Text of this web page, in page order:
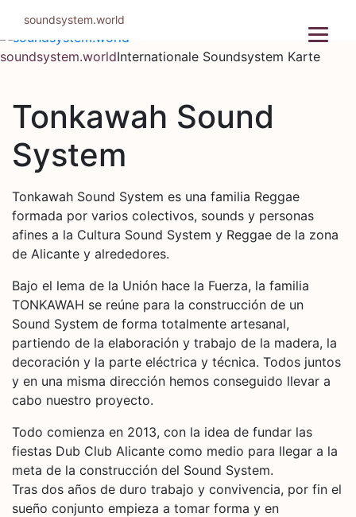
Inhalt
springen
soundsystem.worldInternationale Soundsystem Karte
Tonkawah Sound
System
Tonkawah Sound System es una familia Reggae
formada por varios colectivos, sounds y personas
afines a la Cultura Sound System y Reggae de la zona
de Alicante y alrededores.
Bajo el lema de la Unión hace la Fuerza, la familia
TONKAWAH se reúne para la construcción de un
Sound System de forma totalmente artesanal,
partiendo de la elaboración y trabajo de la madera, la
decoración y la parte eléctrica y técnica. Todos juntos
y en una misma dirección hemos conseguido llevar a
cabo nuestro proyecto.
Todo comienza en 2013, con la idea de fundar las
fiestas Dub Club Alicante como medio para llegar a la
meta de la construcción del Sound System.
Tras dos años de duro trabajo y convivencia, por fin el
sueño conjunto empieza a tomar forma y en
soundsystem.world